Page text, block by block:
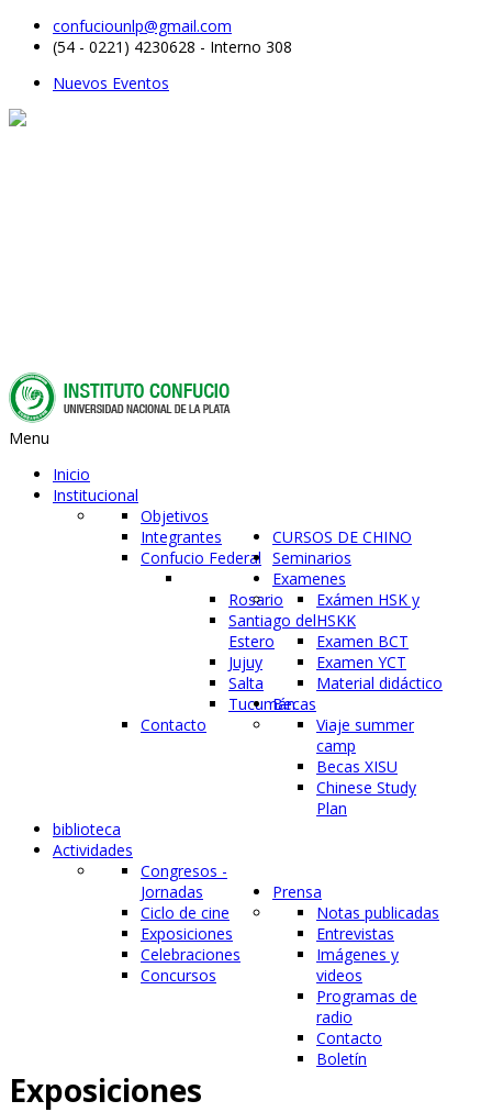
confuciounlp@gmail.com
(54 - 0221) 4230628 - Interno 308
Nuevos Eventos
Menu
Inicio
Institucional
Objetivos
Integrantes
Confucio Federal
Rosario
Santiago del
Estero
Jujuy
Salta
Tucumán
Contacto
CURSOS DE CHINO
Seminarios
Examenes
Exámen HSK y
HSKK
Examen BCT
Examen YCT
Material didáctico
Becas
Viaje summer
camp
Becas XISU
Chinese Study
Plan
biblioteca
Actividades
Congresos -
Jornadas
Ciclo de cine
Exposiciones
Celebraciones
Concursos
Prensa
Notas publicadas
Entrevistas
Imágenes y
videos
Programas de
radio
Contacto
Boletín
Exposiciones